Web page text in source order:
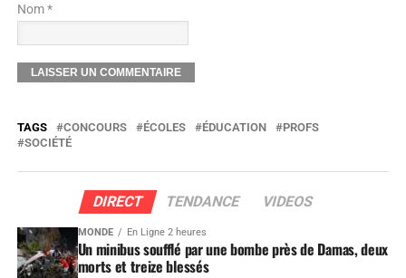
Nom *
TAGS CONCOURS ÉCOLES ÉDUCATION
PROFS
SOCIÉTÉ
DIRECT TENDANCE VIDEOS
MONDE En Ligne 2 heures
Un minibus soufflé par une bombe près de Damas, deux
morts et treize blessés